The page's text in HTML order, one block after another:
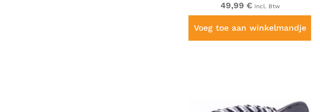
49,99 € Incl. Btw
Voeg toe aan winkelmandje